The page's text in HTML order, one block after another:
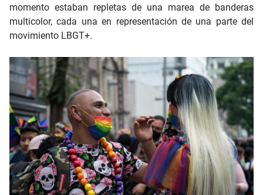
momento estaban repletas de una marea de banderas
multicolor, cada una en representación de una parte del
movimiento LBGT+.